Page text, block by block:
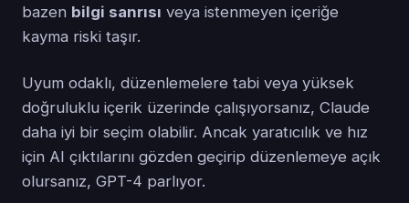
bazen bilgi sanrısı veya istenmeyen içeriğe
kayma riski taşır.
Uyum odaklı, düzenlemelere tabi veya yüksek
doğruluklu içerik üzerinde çalışıyorsanız, Claude
daha iyi bir seçim olabilir. Ancak yaratıcılık ve hız
için AI çıktılarını gözden geçirip düzenlemeye açık
olursanız, GPT-4 parlıyor.